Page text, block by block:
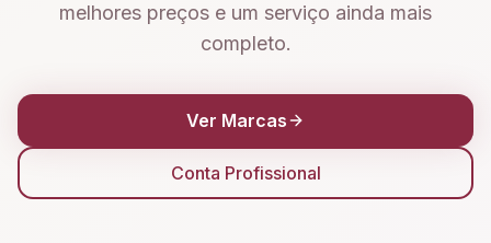
melhores preços e um serviço ainda mais
completo.
Ver Marcas
Conta Profissional